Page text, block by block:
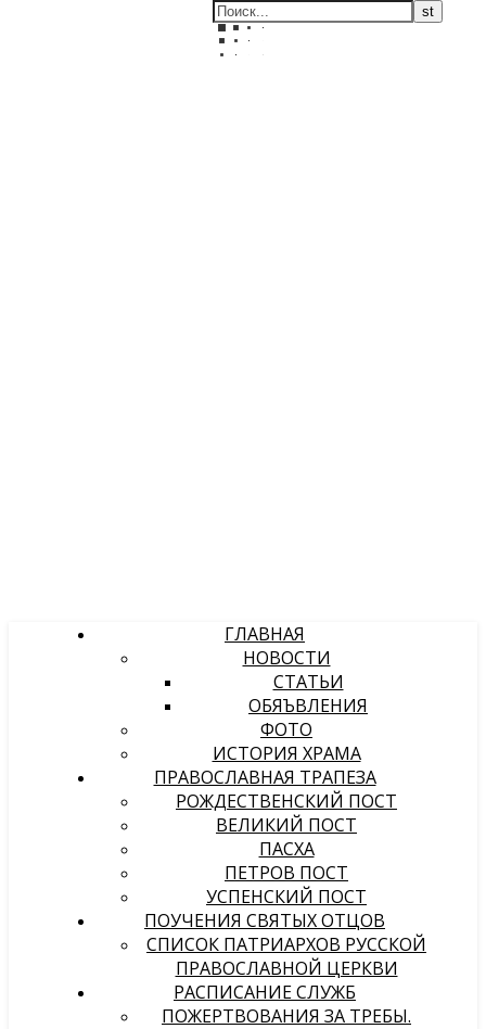
ГЛАВНАЯ
НОВОСТИ
СТАТЬИ
ОБЯЪВЛЕНИЯ
ФОТО
ИСТОРИЯ ХРАМА
ПРАВОСЛАВНАЯ ТРАПЕЗА
РОЖДЕСТВЕНСКИЙ ПОСТ
ВЕЛИКИЙ ПОСТ
ПАСХА
ПЕТРОВ ПОСТ
УСПЕНСКИЙ ПОСТ
ПОУЧЕНИЯ СВЯТЫХ ОТЦОВ
СПИСОК ПАТРИАРХОВ РУССКОЙ
ПРАВОСЛАВНОЙ ЦЕРКВИ
РАСПИСАНИЕ СЛУЖБ
ПОЖЕРТВОВАНИЯ ЗА ТРЕБЫ.